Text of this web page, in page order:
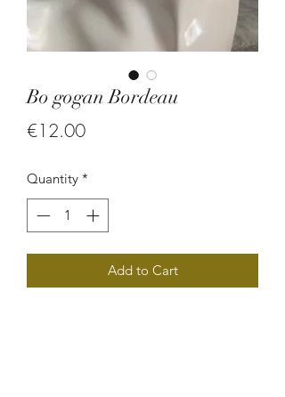
Bo gogan Bordeau
€12.00Price
Quantity *
Add to Cart